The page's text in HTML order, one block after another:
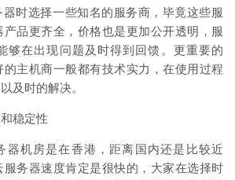
时选择一些知名的服务商，毕竟这些服
品更齐全，价格也是更加公开透明，服
够在出现问题及时得到回馈。更重要的
的主机商一般都有技术实力，在使用过程
及时的解决。
稳定性
器机房是在香港，距离国内还是比较近
服务器速度肯定是很快的，大家在选择时